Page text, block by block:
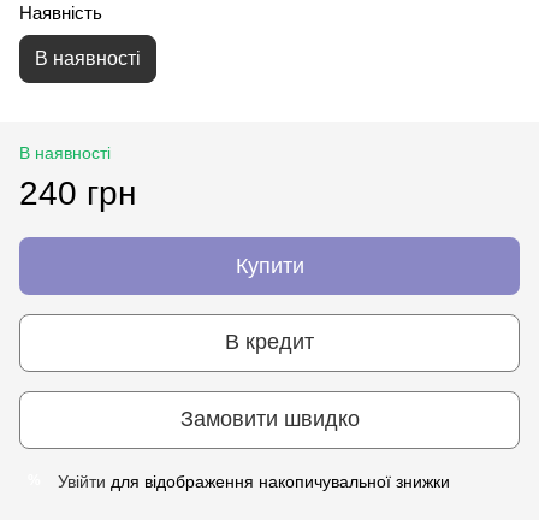
Наявність
В наявності
В наявності
240 грн
Купити
В кредит
Замовити швидко
Увійти для відображення накопичувальної знижки